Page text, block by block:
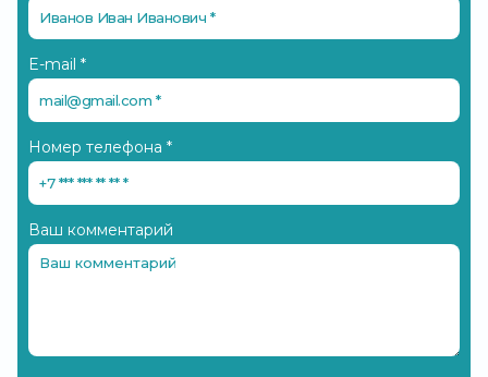
E-mail *
Номер телефона *
Ваш комментарий